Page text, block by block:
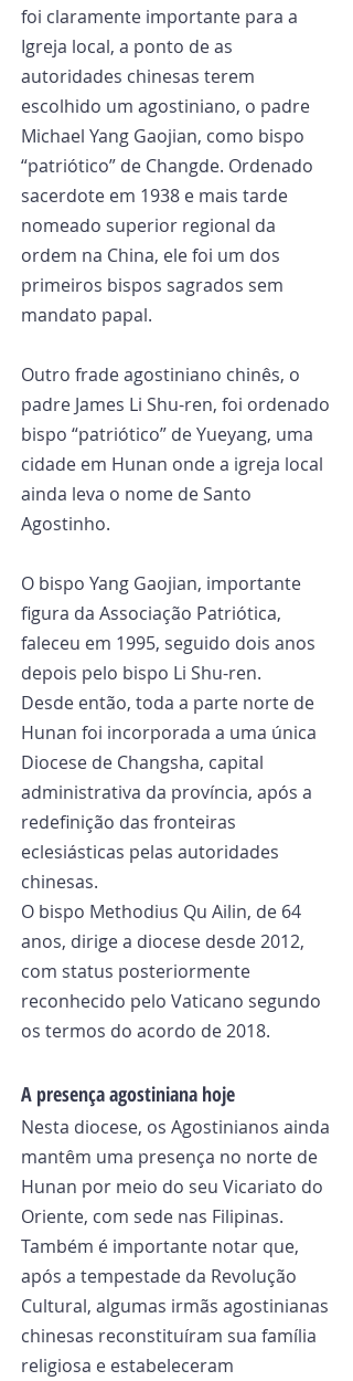
foi claramente importante para a
Igreja local, a ponto de as
autoridades chinesas terem
escolhido um agostiniano, o padre
Michael Yang Gaojian, como bispo
“patriótico” de Changde. Ordenado
sacerdote em 1938 e mais tarde
nomeado superior regional da
ordem na China, ele foi um dos
primeiros bispos sagrados sem
mandato papal.
Outro frade agostiniano chinês, o
padre James Li Shu-ren, foi ordenado
bispo “patriótico” de Yueyang, uma
cidade em Hunan onde a igreja local
ainda leva o nome de Santo
Agostinho.
O bispo Yang Gaojian, importante
figura da Associação Patriótica,
faleceu em 1995, seguido dois anos
depois pelo bispo Li Shu-ren.
Desde então, toda a parte norte de
Hunan foi incorporada a uma única
Diocese de Changsha, capital
administrativa da província, após a
redefinição das fronteiras
eclesiásticas pelas autoridades
chinesas.
O bispo Methodius Qu Ailin, de 64
anos, dirige a diocese desde 2012,
com status posteriormente
reconhecido pelo Vaticano segundo
os termos do acordo de 2018.
A presença agostiniana hoje
Nesta diocese, os Agostinianos ainda
mantêm uma presença no norte de
Hunan por meio do seu Vicariato do
Oriente, com sede nas Filipinas.
Também é importante notar que,
após a tempestade da Revolução
Cultural, algumas irmãs agostinianas
chinesas reconstituíram sua família
religiosa e estabeleceram